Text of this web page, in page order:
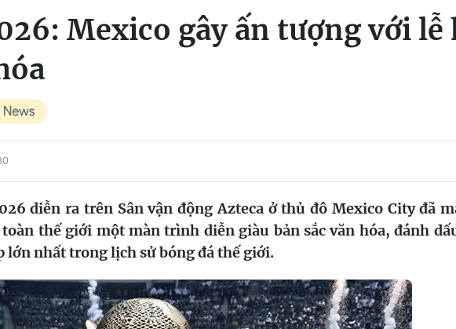
Mexico gây ấn tượng với lễ
diễn ra trên Sân vận động Azteca ở thủ đô Mexico City đã
thế giới một màn trình diễn giàu bản sắc văn hóa, đánh
lớn nhất trong lịch sử bóng đá thế giới.